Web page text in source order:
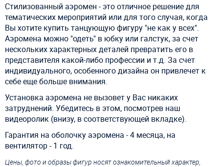
Стилизованный аэромен - это отличное решение для
тематических мероприятий или для того случая, когда
Вы хотите купить танцующую фигуру "не как у всех".
Аэромена можно "одеть" в юбку или галстук, за счет
нескольких характерных деталей превратить его в
представителя какой-либо профессии и т.д. За счет
индивидуального, особенного дизайна он привлечет к
себе еще больше внимания.
Установка аэромена не вызовет у Вас никаких
затруднений. Убедитесь в этом, посмотрев наш
видеоролик (внизу, в соответствующей вкладке).
Гарантия на оболочку аэромена - 4 месяца, на
вентилятор - 1 год.
Цены, фото и образы фигур носят ознакомительный характер,